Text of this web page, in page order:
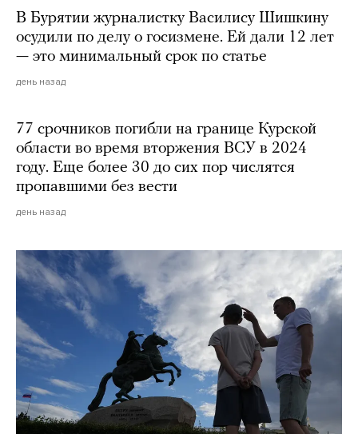
В Бурятии журналистку Василису Шишкину
осудили по делу о госизмене. Ей дали 12 лет
— это минимальный срок по статье
день назад
77 срочников погибли на границе Курской
области во время вторжения ВСУ в 2024
году. Еще более 30 до сих пор числятся
пропавшими без вести
день назад